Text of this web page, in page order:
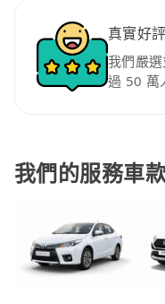
真實好
我們嚴
過 50 萬
我們的服務車